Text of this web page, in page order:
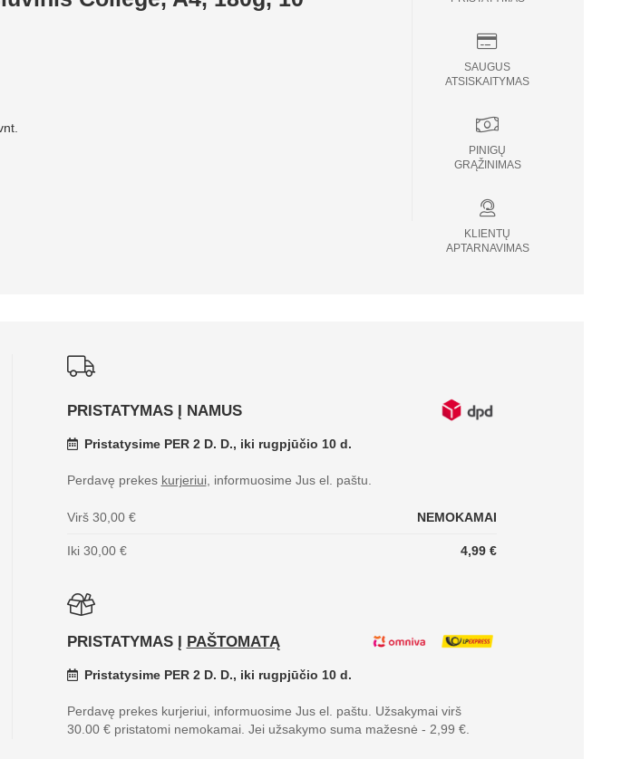
SAUGUS
ATSISKAITYMAS
PINIGŲ
GRĄŽINIMAS
KLIENTŲ
APTARNAVIMAS
PRISTATYMAS Į NAMUS
Pristatysime PER 2 D. D., iki rugpjūčio 10 d.
Perdavę prekes kurjeriui, informuosime Jus el. paštu.
Virš 30,00 € NEMOKAMAI
Iki 30,00 € 4,99 €
PRISTATYMAS Į PAŠTOMATĄ
Pristatysime PER 2 D. D., iki rugpjūčio 10 d.
Perdavę prekes kurjeriui, informuosime Jus el. paštu. Užsakymai virš
30.00 € pristatomi nemokamai. Jei užsakymo suma mažesnė - 2,99 €.